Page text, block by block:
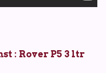
: Rover P5 3 ltr